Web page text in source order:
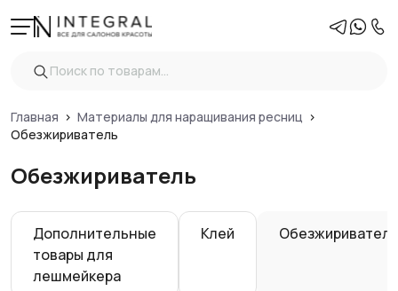
Главная
Материалы для наращивания ресниц
Обезжириватель
Обезжириватель
Дополнительные
товары для
лешмейкера
Клей Обезжириватель
Очистить